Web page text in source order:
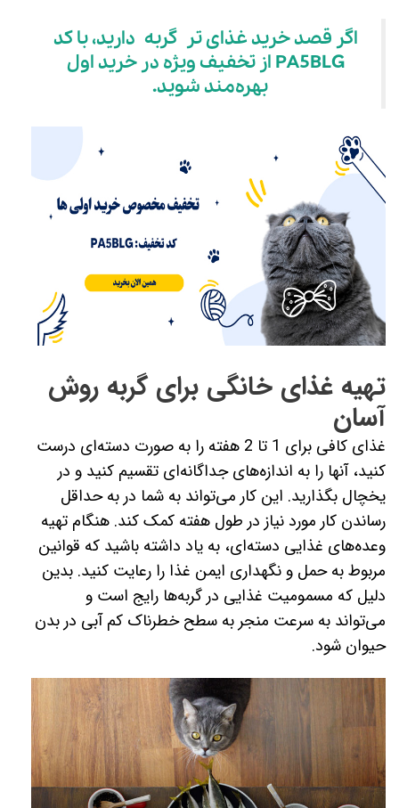
اگر قصد خرید غذای تر گربه دارید، با کد
PA5BLG از تخفیف ویژه در خرید اول
بهره‌مند شوید.
تهیه غذای خانگی برای گربه روش
آسان
غذای کافی برای 1 تا 2 هفته را به صورت دسته‌ای درست
کنید، آنها را به اندازه‌های جداگانه‌ای تقسیم کنید و در
یخچال بگذارید. این کار می‌تواند به شما در به حداقل
رساندن کار مورد نیاز در طول هفته کمک کند. هنگام تهیه
وعده‌های غذایی دسته‌ای، به یاد داشته باشید که قوانین
مربوط به حمل و نگهداری ایمن غذا را رعایت کنید. بدین
دلیل که مسمومیت غذایی در گربه‌ها رایج است و
می‌تواند به سرعت منجر به سطح خطرناک کم ‌آبی در بدن
حیوان شود.